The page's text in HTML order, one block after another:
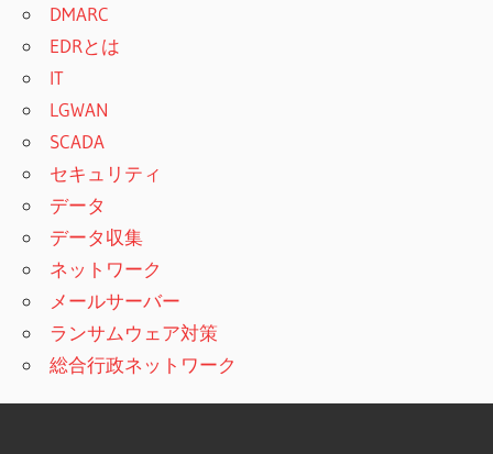
DMARC
EDRとは
IT
LGWAN
SCADA
セキュリティ
データ
データ収集
ネットワーク
メールサーバー
ランサムウェア対策
総合行政ネットワーク